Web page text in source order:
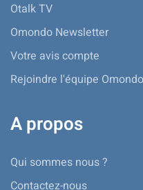
Otalk TV
Omondo Newsletter
Votre avis compte
Rejoindre l'équipe Omondo
A propos
Qui sommes nous ?
Contactez-nous